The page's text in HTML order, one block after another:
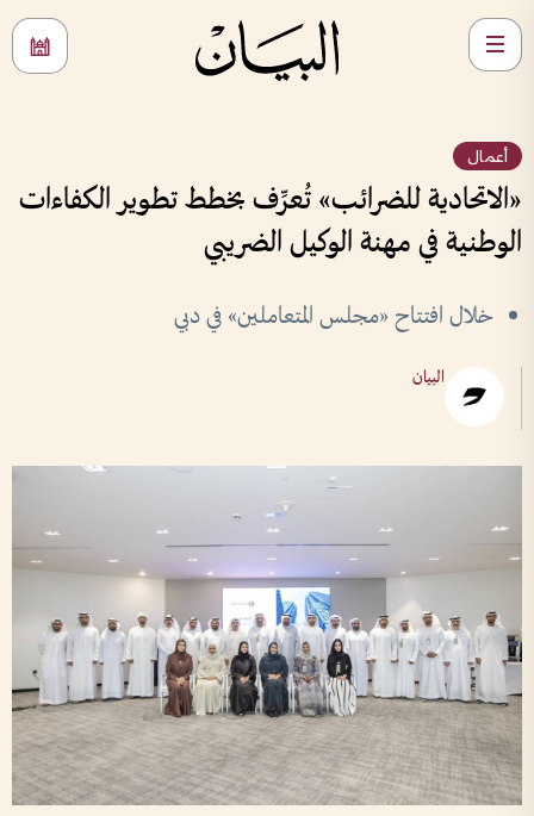
أعمال
«الاتحادية للضرائب» تُعرِّف بخطط تطوير الكفاءات
الوطنية في مهنة الوكيل الضريبي
خلال افتتاح «مجلس المتعاملين» في دبي
البيان